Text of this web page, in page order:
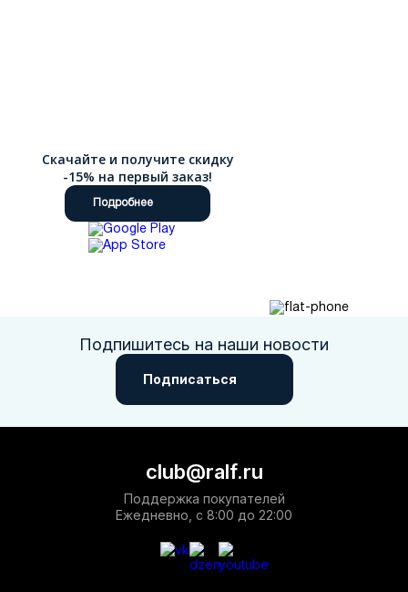
Скачайте и получите скидку
-15% на первый заказ!
Подробнее
Подпишитесь на наши новости
Подписаться
club@ralf.ru
Поддержка покупателей
Ежедневно, с 8:00 до 22:00